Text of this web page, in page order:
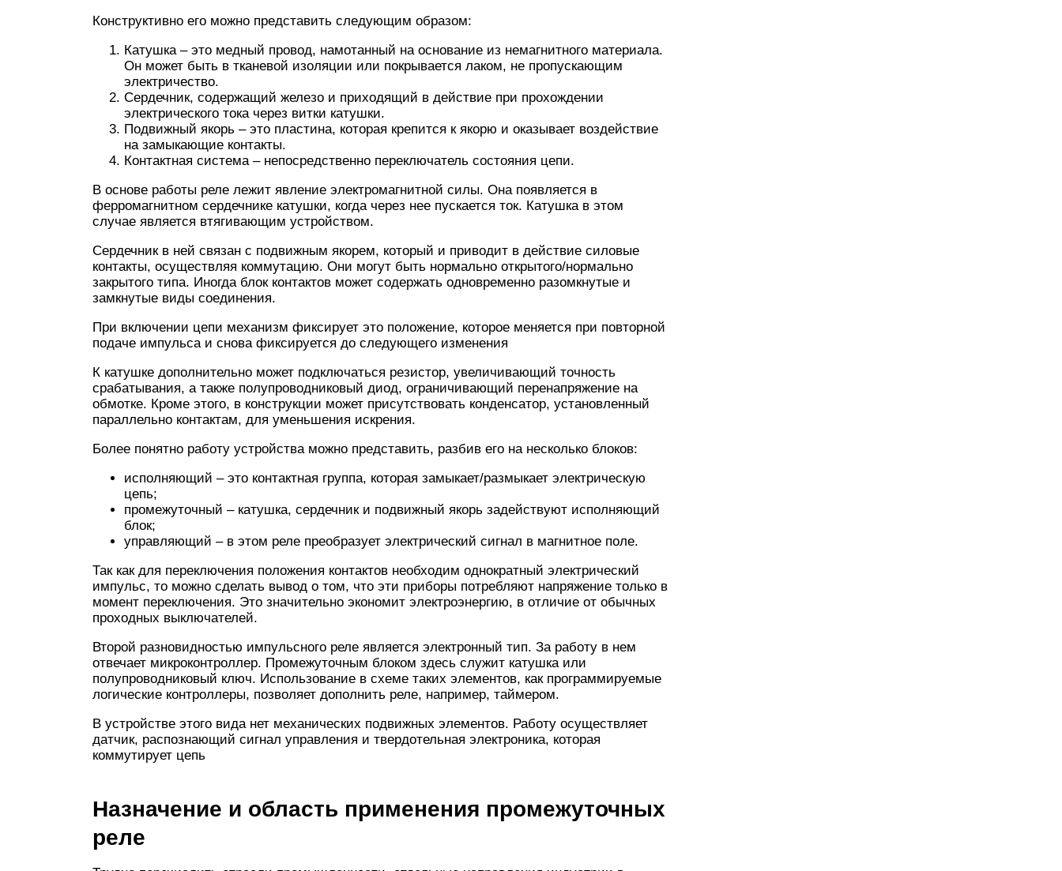
Конструктивно его можно представить следующим образом:
Катушка – это медный провод, намотанный на основание из немагнитного материала.
Он может быть в тканевой изоляции или покрывается лаком, не пропускающим
электричество.
Сердечник, содержащий железо и приходящий в действие при прохождении
электрического тока через витки катушки.
Подвижный якорь – это пластина, которая крепится к якорю и оказывает воздействие
на замыкающие контакты.
Контактная система – непосредственно переключатель состояния цепи.
В основе работы реле лежит явление электромагнитной силы. Она появляется в
ферромагнитном сердечнике катушки, когда через нее пускается ток. Катушка в этом
случае является втягивающим устройством.
Сердечник в ней связан с подвижным якорем, который и приводит в действие силовые
контакты, осуществляя коммутацию. Они могут быть нормально открытого/нормально
закрытого типа. Иногда блок контактов может содержать одновременно разомкнутые и
замкнутые виды соединения.
При включении цепи механизм фиксирует это положение, которое меняется при повторной
подаче импульса и снова фиксируется до следующего изменения
К катушке дополнительно может подключаться резистор, увеличивающий точность
срабатывания, а также полупроводниковый диод, ограничивающий перенапряжение на
обмотке. Кроме этого, в конструкции может присутствовать конденсатор, установленный
параллельно контактам, для уменьшения искрения.
Более понятно работу устройства можно представить, разбив его на несколько блоков:
исполняющий – это контактная группа, которая замыкает/размыкает электрическую
цепь;
промежуточный – катушка, сердечник и подвижный якорь задействуют исполняющий
блок;
управляющий – в этом реле преобразует электрический сигнал в магнитное поле.
Так как для переключения положения контактов необходим однократный электрический
импульс, то можно сделать вывод о том, что эти приборы потребляют напряжение только в
момент переключения. Это значительно экономит электроэнергию, в отличие от обычных
проходных выключателей.
Второй разновидностью импульсного реле является электронный тип. За работу в нем
отвечает микроконтроллер. Промежуточным блоком здесь служит катушка или
полупроводниковый ключ. Использование в схеме таких элементов, как программируемые
логические контроллеры, позволяет дополнить реле, например, таймером.
В устройстве этого вида нет механических подвижных элементов. Работу осуществляет
датчик, распознающий сигнал управления и твердотельная электроника, которая
коммутирует цепь
Назначение и область применения промежуточных
реле